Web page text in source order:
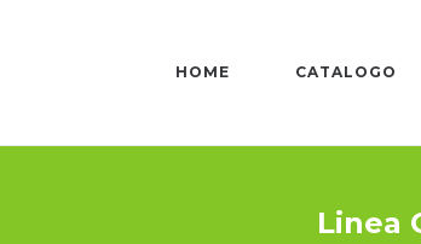
HOME CATALOGO
Linea